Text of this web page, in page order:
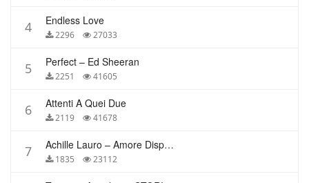
4 Endless Love
2296 27033
5 Perfect – Ed Sheeran
2251 41605
6 Attenti A Quei Due
2119 41678
7 Achille Lauro – Amore Disperato
1835 23112